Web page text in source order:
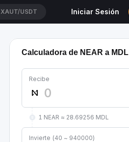
XAUT/USDT
BLESSUSDT
Iniciar Sesión
Calculadora de NEAR a MDL
Recibe
1 NEAR ≈ 28.69256 MDL
Invierte (40 ~ 940000)